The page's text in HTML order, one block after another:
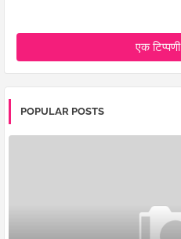
एक
POPULAR POSTS